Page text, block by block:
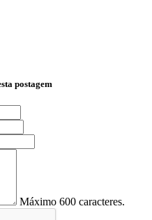
postagem
Máximo 600 caracteres.